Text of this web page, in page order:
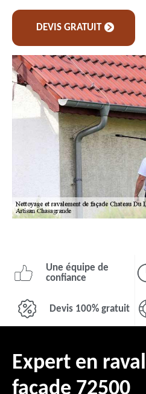
DEVIS GRATUIT
Une équipe de
confiance
Devis 100% gratuit
Expert en
façade 72500